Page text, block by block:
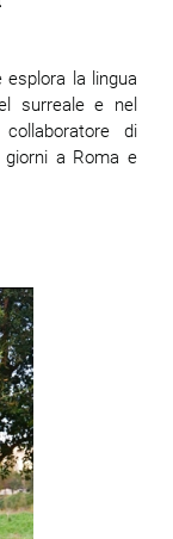
la lingua
surreale e nel
di
a Roma e